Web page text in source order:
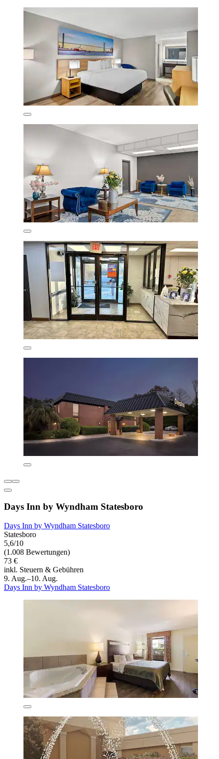
Days Inn by Wyndham Statesboro
Days Inn by Wyndham Statesboro
Statesboro
5,6/10
(1.008 Bewertungen)
73 €
inkl. Steuern & Gebühren
9. Aug.–10. Aug.
Days Inn by Wyndham Statesboro